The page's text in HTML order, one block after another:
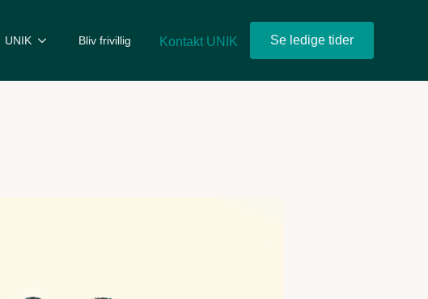
UNIK Bliv frivillig Kontakt UNIK Se ledige tider